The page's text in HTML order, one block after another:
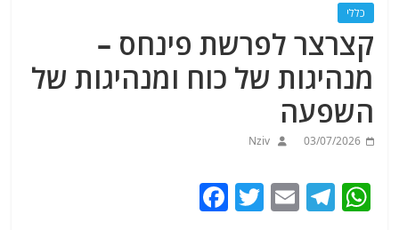
כללי
קצרצר לפרשת פינחס –
מנהיגות של כוח ומנהיגות של
השפעה
03/07/2026
Nziv
W
T
E
T